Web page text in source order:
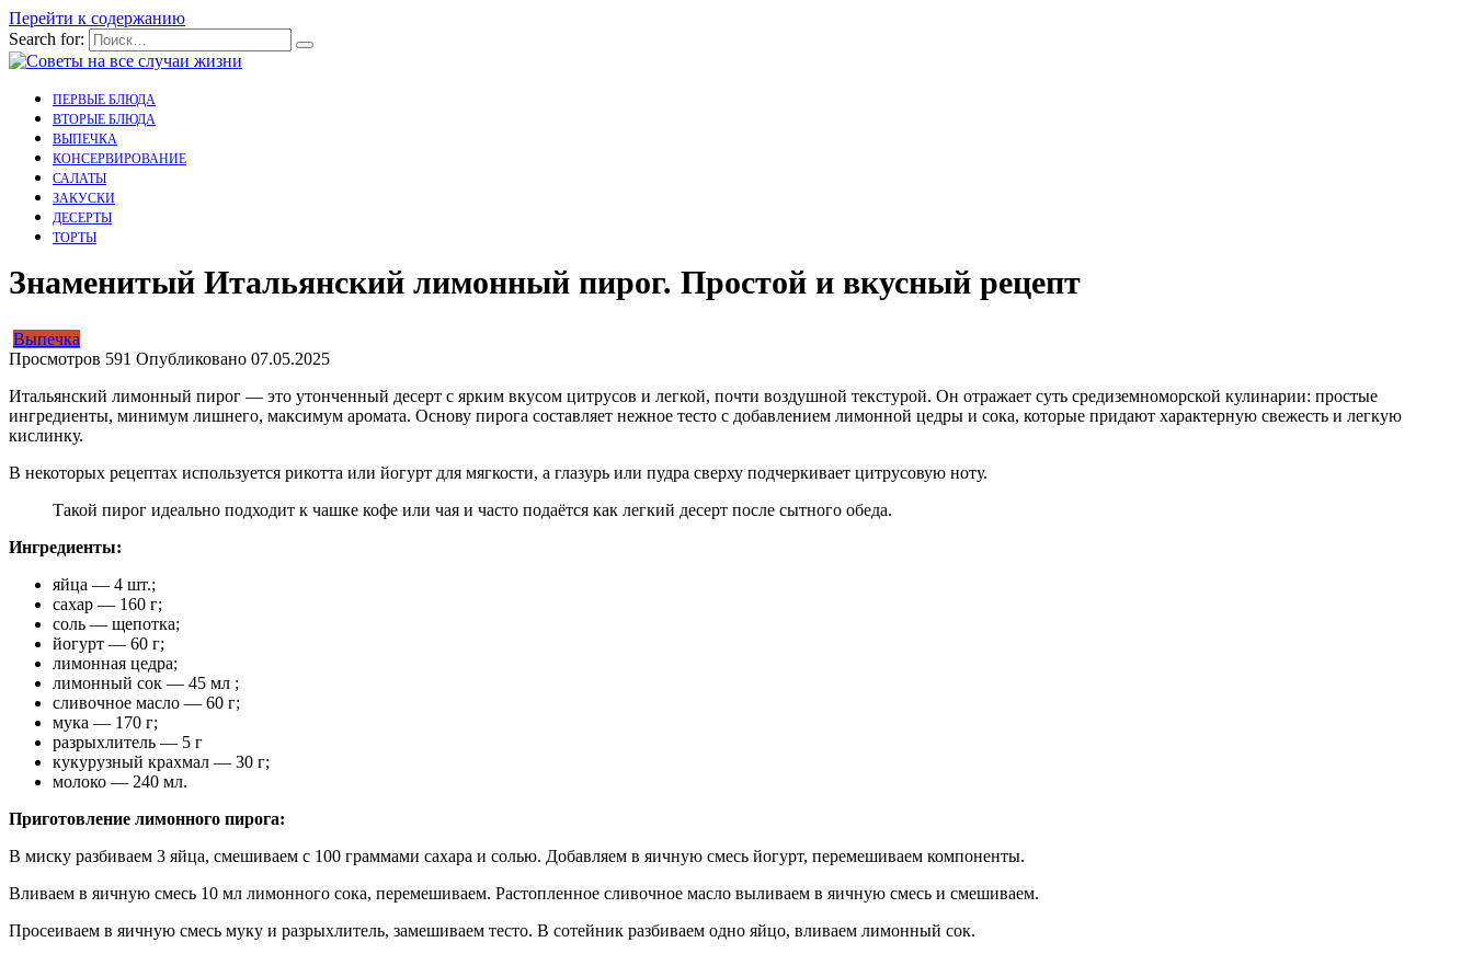
Перейти к содержанию
Search for:
ПЕРВЫЕ БЛЮДА
ВТОРЫЕ БЛЮДА
ВЫПЕЧКА
КОНСЕРВИРОВАНИЕ
САЛАТЫ
ЗАКУСКИ
ДЕСЕРТЫ
ТОРТЫ
Знаменитый Итальянский лимонный пирог. Простой и вкусный рецепт
Выпечка
Просмотров 591 Опубликовано 07.05.2025
Итальянский лимонный пирог — это утонченный десерт с ярким вкусом цитрусов и легкой, почти воздушной текстурой. Он отражает суть средиземноморской кулинарии: простые
ингредиенты, минимум лишнего, максимум аромата. Основу пирога составляет нежное тесто с добавлением лимонной цедры и сока, которые придают характерную свежесть и легкую
кислинку.
В некоторых рецептах используется рикотта или йогурт для мягкости, а глазурь или пудра сверху подчеркивает цитрусовую ноту.
Такой пирог идеально подходит к чашке кофе или чая и часто подаётся как легкий десерт после сытного обеда.
Ингредиенты:
яйца — 4 шт.;
сахар — 160 г;
соль — щепотка;
йогурт — 60 г;
лимонная цедра;
лимонный сок — 45 мл ;
сливочное масло — 60 г;
мука — 170 г;
разрыхлитель — 5 г
кукурузный крахмал — 30 г;
молоко — 240 мл.
Приготовление лимонного пирога:
В миску разбиваем 3 яйца, смешиваем с 100 граммами сахара и солью. Добавляем в яичную смесь йогурт, перемешиваем компоненты.
Вливаем в яичную смесь 10 мл лимонного сока, перемешиваем. Растопленное сливочное масло выливаем в яичную смесь и смешиваем.
Просеиваем в яичную смесь муку и разрыхлитель, замешиваем тесто. В сотейник разбиваем одно яйцо, вливаем лимонный сок.